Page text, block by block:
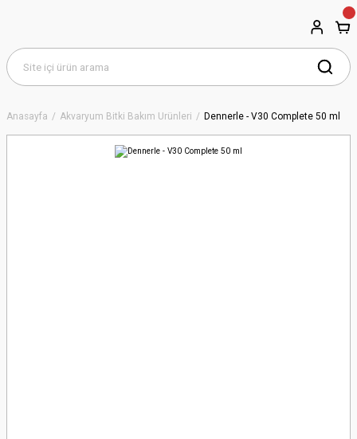
Anasayfa Akvaryum Bitki Bakım Ürünleri Dennerle - V30 Complete 50 ml